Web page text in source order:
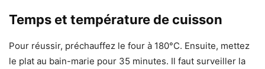
Temps et température de cuisson
Pour réussir, préchauffez le four à 180°C. Ensuite, mettez
le plat au bain-marie pour 35 minutes. Il faut surveiller la